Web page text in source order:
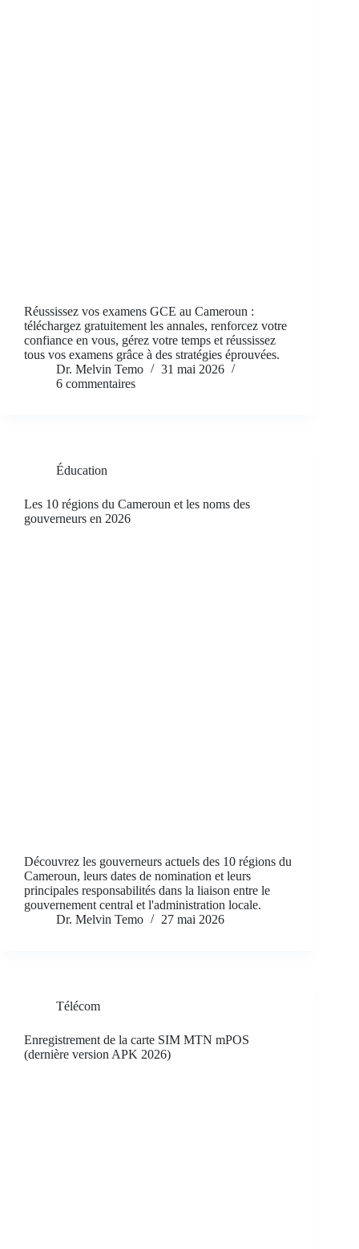
Réussissez vos examens GCE au Cameroun :
téléchargez gratuitement les annales, renforcez votre
confiance en vous, gérez votre temps et réussissez
tous vos examens grâce à des stratégies éprouvées.
Dr. Melvin Temo
31 mai 2026
6 commentaires
Éducation
Les 10 régions du Cameroun et les noms des
gouverneurs en 2026
Découvrez les gouverneurs actuels des 10 régions du
Cameroun, leurs dates de nomination et leurs
principales responsabilités dans la liaison entre le
gouvernement central et l'administration locale.
Dr. Melvin Temo
27 mai 2026
Télécom
Enregistrement de la carte SIM MTN mPOS
(dernière version APK 2026)